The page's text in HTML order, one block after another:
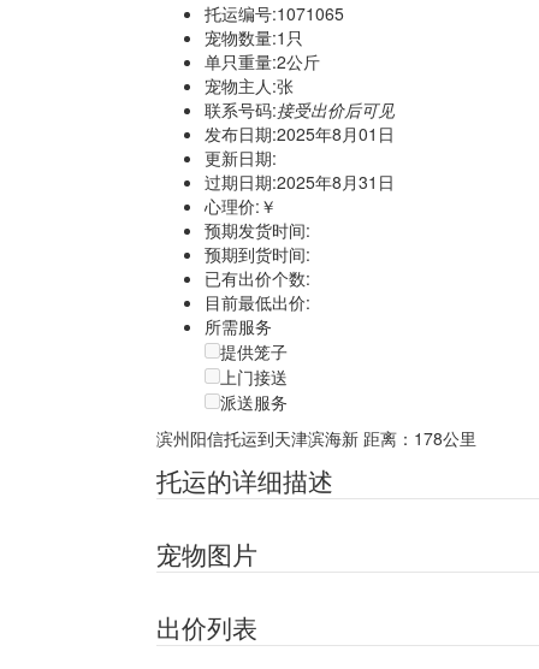
托运编号:1071065
宠物数量:1只
单只重量:2公斤
宠物主人:张
联系号码:接受出价后可见
发布日期:2025年8月01日
更新日期:
过期日期:2025年8月31日
心理价:￥
预期发货时间:
预期到货时间:
已有出价个数:
目前最低出价:
所需服务
提供笼子
上门接送
派送服务
滨州阳信托运到天津滨海新 距离：178公里
托运的详细描述
宠物图片
出价列表